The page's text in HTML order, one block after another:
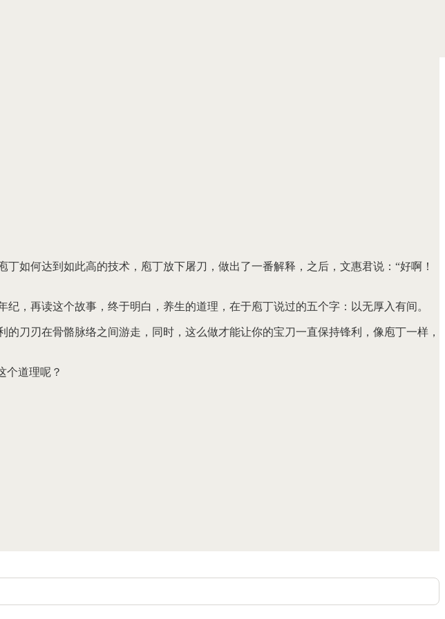
如何达到如此高的技术，庖丁放下屠刀，做出了一番解释，之后，文惠君说：“好啊！
，再读这个故事，终于明白，养生的道理，在于庖丁说过的五个字：以无厚入有间。
刀刃在骨骼脉络之间游走，同时，这么做才能让你的宝刀一直保持锋利，像庖丁一样，
个道理呢？